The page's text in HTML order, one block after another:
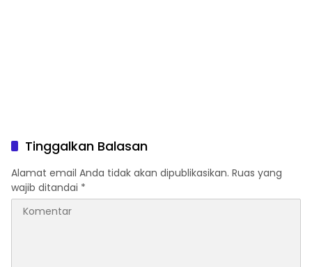
Tinggalkan Balasan
Alamat email Anda tidak akan dipublikasikan. Ruas yang
wajib ditandai *